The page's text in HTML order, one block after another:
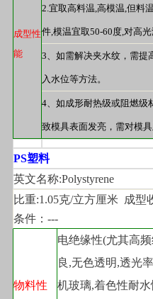
成型性
能
2.宜取高料温,高模温,但料
件,模温宜取50-60度,对高
3、如需解决夹水纹，需提
入水位等方法。
4、如成形耐热级或阻燃级
致模具表面发亮，需对模
PS塑料
英文名称:Polystyrene
比重:1.05克/立方厘米  成型
条件：---
物料性
电绝缘性(尤其高
良,无色透明,透光
机玻璃,着色性耐